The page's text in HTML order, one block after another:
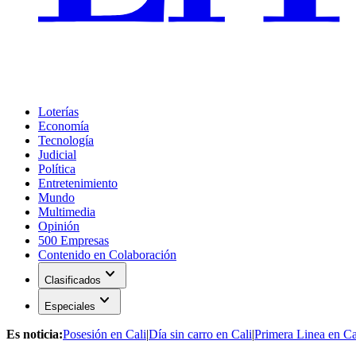
Loterías
Economía
Tecnología
Judicial
Política
Entretenimiento
Mundo
Multimedia
Opinión
500 Empresas
Contenido en Colaboración
Clasificados expand_more
Especiales expand_more
Es noticia:Posesión en Cali|Día sin carro en Cali|Primera Linea en